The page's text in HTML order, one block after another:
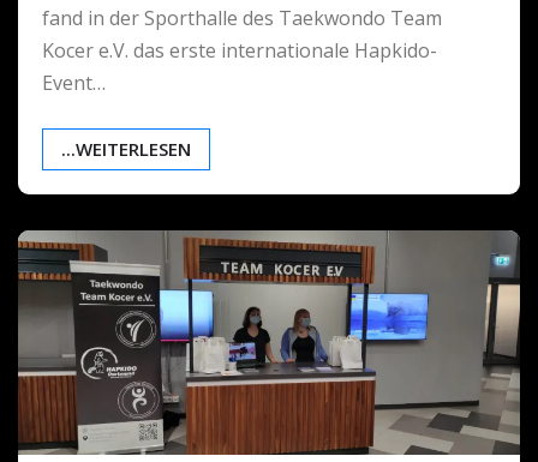
fand in der Sporthalle des Taekwondo Team
Kocer e.V. das erste internationale Hapkido-
Event…
...WEITERLESEN